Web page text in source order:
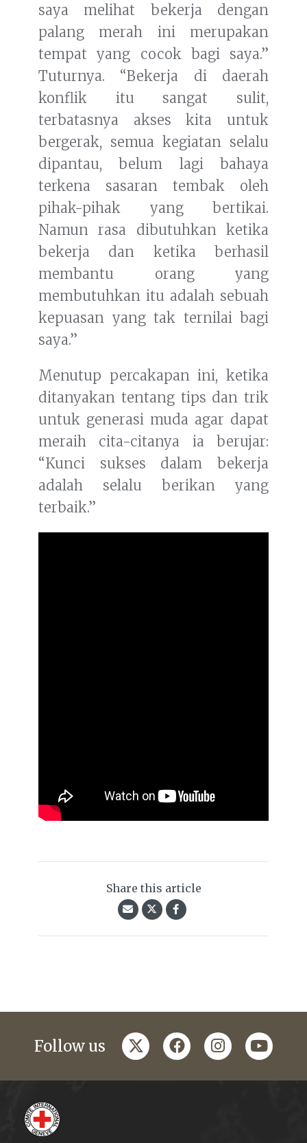
saya melihat bekerja dengan
palang merah ini merupakan
tempat yang cocok bagi saya.”
Tuturnya. “Bekerja di daerah
konflik itu sangat sulit,
terbatasnya akses kita untuk
bergerak, semua kegiatan selalu
dipantau, belum lagi bahaya
terkena sasaran tembak oleh
pihak-pihak yang bertikai.
Namun rasa dibutuhkan ketika
bekerja dan ketika berhasil
membantu orang yang
membutuhkan itu adalah sebuah
kepuasan yang tak ternilai bagi
saya.”
Menutup percakapan ini, ketika
ditanyakan tentang tips dan trik
untuk generasi muda agar dapat
meraih cita-citanya ia berujar:
“Kunci sukses dalam bekerja
adalah selalu berikan yang
terbaik.”
Share this article
Follow us twitterfacebookinstagramyoutube